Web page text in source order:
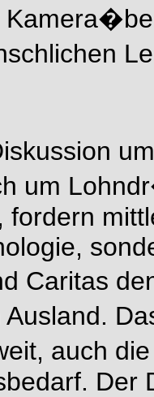
um
fordern
Caritas
auch
Der